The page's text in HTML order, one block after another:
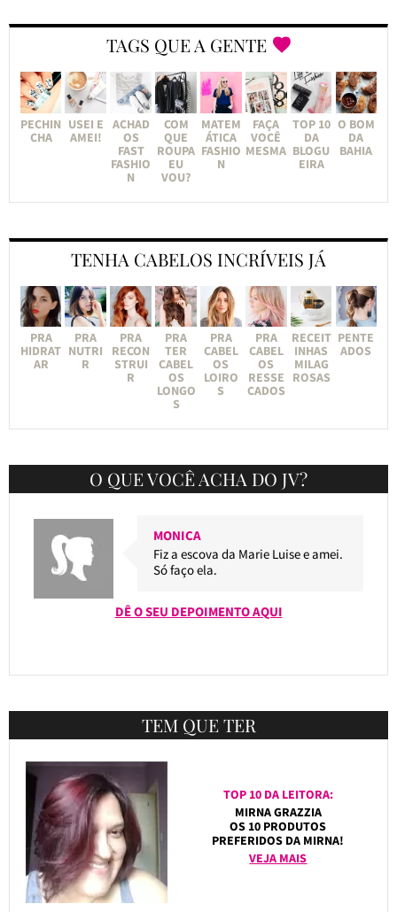
TAGS QUE A GENTE
PECHIN
CHA
USEI E
AMEI!
ACHAD
OS
FAST
FASHIO
N
COM
QUE
ROUPA
EU
VOU?
MATEM
ÁTICA
FASHIO
N
FAÇA
VOCÊ
MESMA
TOP 10
DA
BLOGU
EIRA
O BOM
DA
BAHIA
TENHA CABELOS INCRÍVEIS JÁ
PRA
HIDRAT
AR
PRA
NUTRI
R
PRA
RECON
STRUI
R
PRA
TER
CABEL
OS
LONGO
S
PRA
CABEL
OS
LOIRO
S
PRA
CABEL
OS
RESSE
CADOS
RECEIT
INHAS
MILAG
ROSAS
PENTE
ADOS
O QUE VOCÊ ACHA DO JV?
MONICA
Fiz a escova da Marie Luise e amei.
Só faço ela.
DÊ O SEU DEPOIMENTO AQUI
TEM QUE TER
TOP 10 DA LEITORA:
MIRNA GRAZZIA
OS 10 PRODUTOS
PREFERIDOS DA MIRNA!
VEJA MAIS